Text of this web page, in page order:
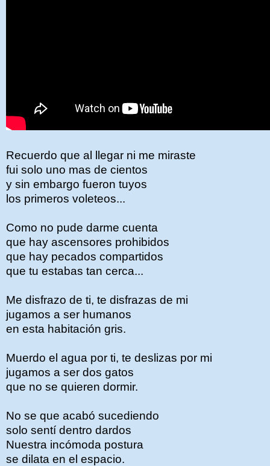
Recuerdo que al llegar ni me miraste
fui solo uno mas de cientos
y sin embargo fueron tuyos
los primeros voleteos...
Como no pude darme cuenta
que hay ascensores prohibidos
que hay pecados compartidos
que tu estabas tan cerca...
Me disfrazo de ti, te disfrazas de mi
jugamos a ser humanos
en esta habitación gris.
Muerdo el agua por ti, te deslizas por mi
jugamos a ser dos gatos
que no se quieren dormir.
No se que acabó sucediendo
solo sentí dentro dardos
Nuestra incómoda postura
se dilata en el espacio.